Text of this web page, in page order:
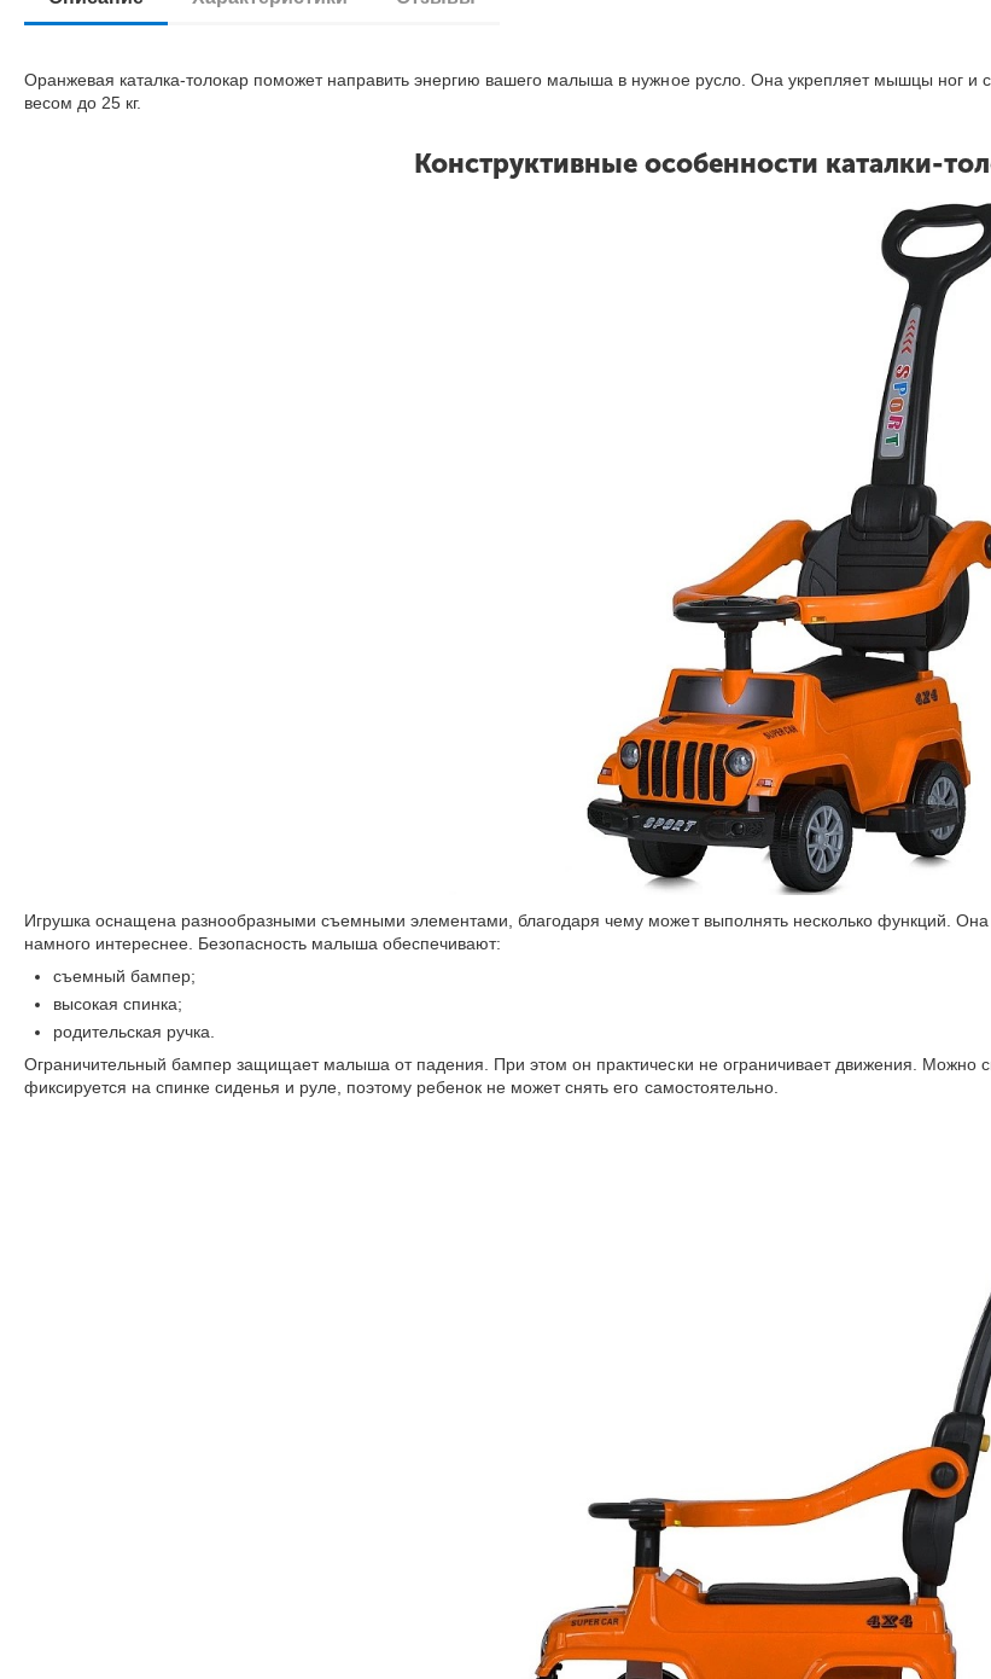
Оранжевая каталка-толокар поможет направить энергию вашего малыша в нужное русло. Она укрепляет мышцы ног и
весом до 25 кг.
Конструктивные особенности каталки-
Игрушка оснащена разнообразными съемными элементами, благодаря чему может выполнять несколько функций. Она
намного интереснее. Безопасность малыша обеспечивают:
съемный бампер;
высокая спинка;
родительская ручка.
Ограничительный бампер защищает малыша от падения. При этом он практически не ограничивает движения
Можно
фиксируется на спинке сиденья и руле, поэтому ребенок не может снять его самостоятельно.